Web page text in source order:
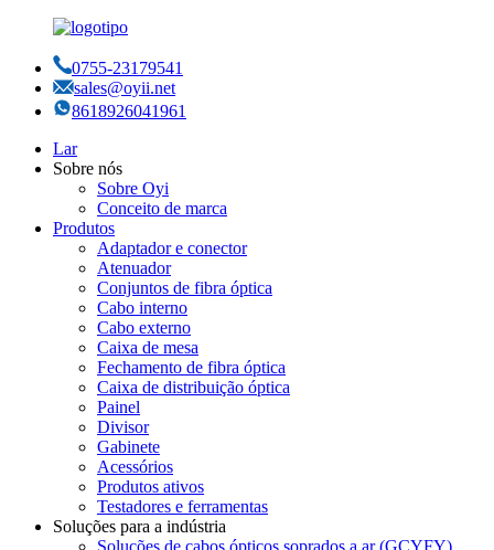
0755-23179541
sales@oyii.net
8618926041961
Lar
Sobre nós
Sobre Oyi
Conceito de marca
Produtos
Adaptador e conector
Atenuador
Conjuntos de fibra óptica
Cabo interno
Cabo externo
Caixa de mesa
Fechamento de fibra óptica
Caixa de distribuição óptica
Painel
Divisor
Gabinete
Acessórios
Produtos ativos
Testadores e ferramentas
Soluções para a indústria
Soluções de cabos ópticos soprados a ar (GCYFY)